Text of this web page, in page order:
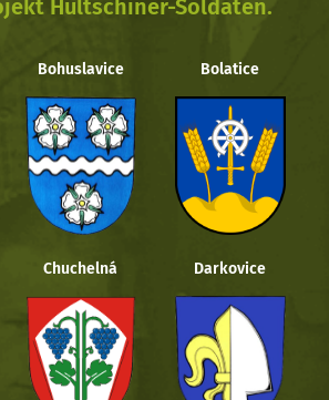
Hultschiner-Soldaten.
Bohuslavice Bolatice
Chuchelná Darkovice